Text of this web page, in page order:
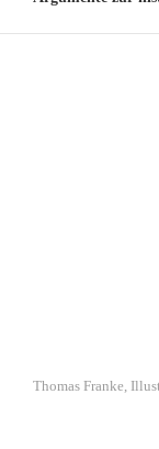
Thomas Franke,